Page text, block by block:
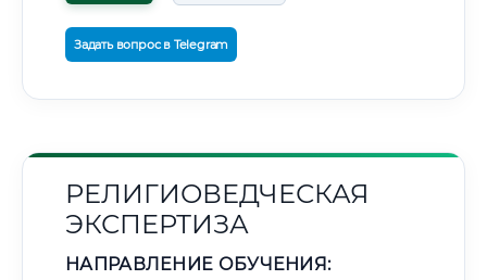
Задать вопрос в Telegram
РЕЛИГИОВЕДЧЕСКАЯ
ЭКСПЕРТИЗА
НАПРАВЛЕНИЕ ОБУЧЕНИЯ: